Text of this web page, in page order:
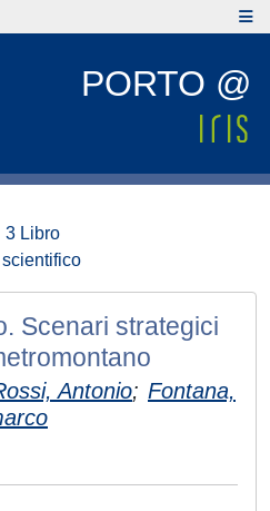
PORTO @
3 Libro
Scenari strategici
Antonio; Fontana,